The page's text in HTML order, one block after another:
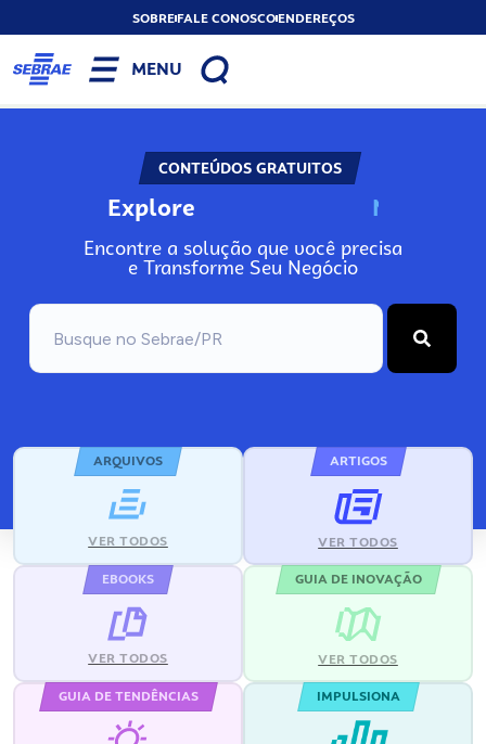
SOBREFALE CONOSCOENDEREÇOS
MENU
CONTEÚDOS GRATUITOS
Explore N
Encontre a solução que você precisa
e Transforme Seu Negócio
ARQUIVOS
VER TODOS
ARTIGOS
VER TODOS
EBOOKS
VER TODOS
GUIA DE INOVAÇÃO
VER TODOS
GUIA DE TENDÊNCIAS IMPULSIONA